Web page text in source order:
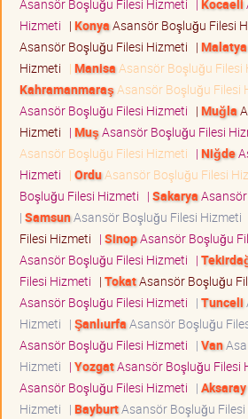
Asansör Boşluğu Filesi Hizmeti | Kocaeli
Hizmeti | KonyaAsansör Boşluğu Filesi
Asansör Boşluğu Filesi Hizmeti | Malatya
Hizmeti | Manisa Asansör Boşluğu Filesi
Kahramanmaraş Asansör Boşluğu Filesi
Asansör Boşluğu Filesi Hizmeti | Muğla
Hizmeti | MuşAsansör Boşluğu Filesi
Asansör Boşluğu Filesi Hizmeti | Niğde
Hizmeti | OrduAsansör Boşluğu Filesi
Boşluğu Filesi Hizmeti | Sakarya
| SamsunAsansör Boşluğu Filesi Hizmeti
Filesi Hizmeti | SinopAsansör Boşluğu
Asansör Boşluğu Filesi Hizmeti |
Filesi Hizmeti | TokatAsansör Boşluğu
Asansör Boşluğu Filesi Hizmeti | Tunceli
Hizmeti | ŞanlıurfaAsansör Boşluğu
Asansör Boşluğu Filesi Hizmeti | Van
Hizmeti | YozgatAsansör Boşluğu Filesi
Asansör Boşluğu Filesi Hizmeti | Aksaray
Hizmeti | BayburtAsansör Boşluğu Filesi